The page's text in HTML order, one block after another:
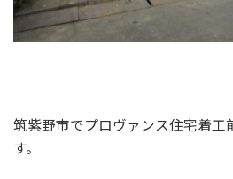
筑紫野市でプロヴァンス住宅着
す。